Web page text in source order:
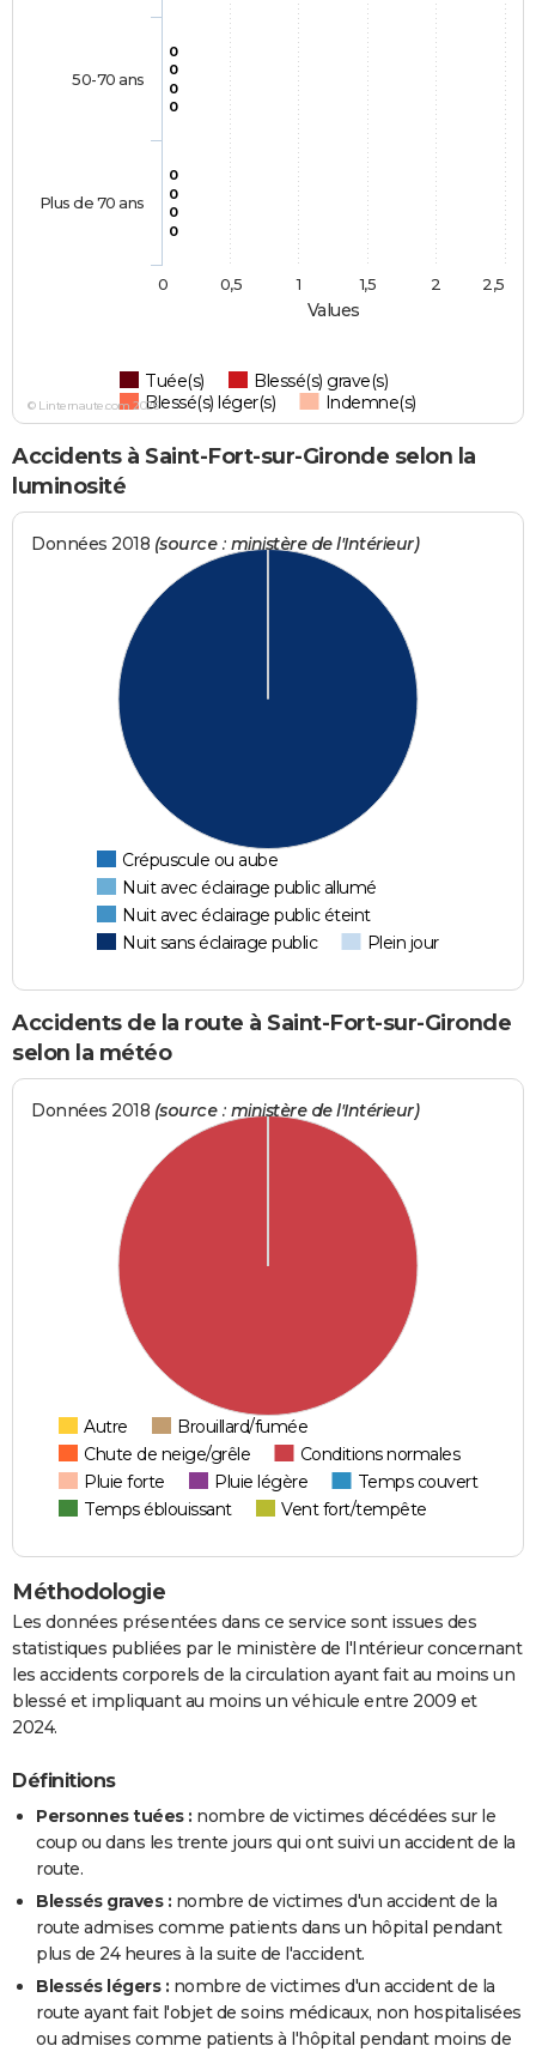
Values
0
0
0
0
0
0
0
0
Tuée(s)
Blessé(s) grave(s)
Blessé(s) léger(s)
Indemne(s)
50-70 ans
Plus de 70 ans
0 0,5 1 1,5 2 2,5
© Linternaute.com 2026
Accidents à Saint-Fort-sur-Gironde selon la
luminosité
Données 2018 (source : ministère de l'Intérieur)
Crépuscule ou aube
Nuit avec éclairage public allumé
Nuit avec éclairage public éteint
Nuit sans éclairage public
Plein jour
Accidents de la route à Saint-Fort-sur-Gironde
selon la météo
Données 2018 (source : ministère de l'Intérieur)
Autre
Brouillard/fumée
Chute de neige/grêle
Conditions normales
Pluie forte
Pluie légère
Temps couvert
Temps éblouissant
Vent fort/tempête
Méthodologie
Les données présentées dans ce service sont issues des
statistiques publiées par le ministère de l'Intérieur concernant
les accidents corporels de la circulation ayant fait au moins un
blessé et impliquant au moins un véhicule entre 2009 et
2024.
Définitions
Personnes tuées : nombre de victimes décédées sur le
coup ou dans les trente jours qui ont suivi un accident de la
route.
Blessés graves : nombre de victimes d'un accident de la
route admises comme patients dans un hôpital pendant
plus de 24 heures à la suite de l'accident.
Blessés légers : nombre de victimes d'un accident de la
route ayant fait l'objet de soins médicaux, non hospitalisées
ou admises comme patients à l'hôpital pendant moins de